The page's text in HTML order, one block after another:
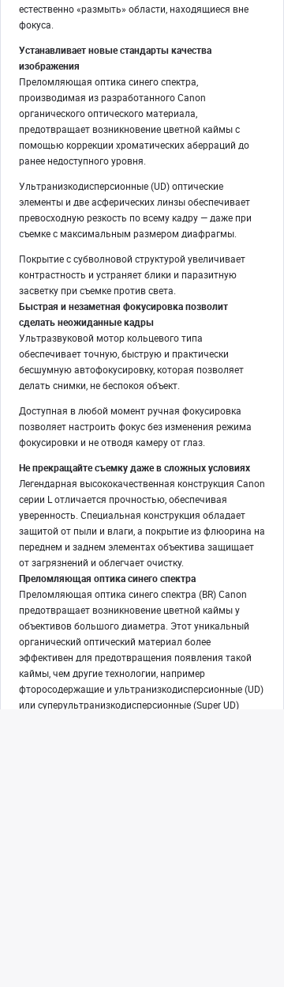
естественно «размыть» области, находящиеся вне
фокуса.
Устанавливает новые стандарты качества
изображения
Преломляющая оптика синего спектра,
производимая из разработанного Canon
органического оптического материала,
предотвращает возникновение цветной каймы с
помощью коррекции хроматических аберраций до
ранее недоступного уровня.
Ультранизкодисперсионные (UD) оптические
элементы и две асферических линзы обеспечивает
превосходную резкость по всему кадру — даже при
съемке с максимальным размером диафрагмы.
Покрытие с субволновой структурой увеличивает
контрастность и устраняет блики и паразитную
засветку при съемке против света.
Быстрая и незаметная фокусировка позволит
сделать неожиданные кадры
Ультразвуковой мотор кольцевого типа
обеспечивает точную, быструю и практически
бесшумную автофокусировку, которая позволяет
делать снимки, не беспокоя объект.
Доступная в любой момент ручная фокусировка
позволяет настроить фокус без изменения режима
фокусировки и не отводя камеру от глаз.
Не прекращайте съемку даже в сложных условиях
Легендарная высококачественная конструкция Canon
серии L отличается прочностью, обеспечивая
уверенность. Специальная конструкция обладает
защитой от пыли и влаги, а покрытие из флюорина на
переднем и заднем элементах объектива защищает
от загрязнений и облегчает очистку.
Преломляющая оптика синего спектра
Преломляющая оптика синего спектра (BR) Canon
предотвращает возникновение цветной каймы у
объективов большого диаметра. Этот уникальный
органический оптический материал более
эффективен для предотвращения появления такой
каймы, чем другие технологии, например
фторосодержащие и ультранизкодисперсионные (UD)
или суперультранизкодисперсионные (Super UD)